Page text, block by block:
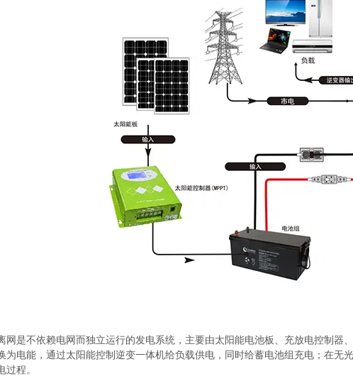
网是不依赖电网而独立运行的发电系统，主要由太阳能电池板、充放电控制器
为电能，通过太阳能控制逆变一体机给负载供电，同时给蓄电池组充电；在无
过程。